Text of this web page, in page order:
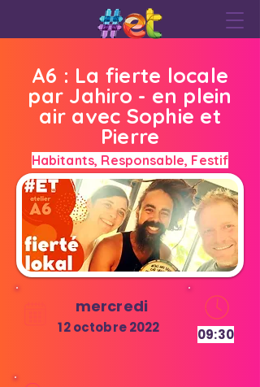
A6 : La fierte locale
par Jahiro - en plein
air avec Sophie et
Pierre
Habitants, Responsable, Festif
mercredi
12 octobre 2022 09:30